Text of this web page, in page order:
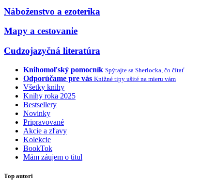
Náboženstvo a ezoterika
Mapy a cestovanie
Cudzojazyčná literatúra
Knihomoľský pomocník Spýtajte sa Sherlocka, čo čítať
Odporúčame pre vás Knižné tipy ušité na mieru vám
Všetky knihy
Knihy roka 2025
Bestsellery
Novinky
Pripravované
Akcie a zľavy
Kolekcie
BookTok
Mám záujem o titul
Top autori